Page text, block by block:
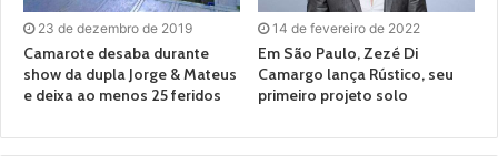
23 de dezembro de 2019
Camarote desaba durante
show da dupla Jorge & Mateus
e deixa ao menos 25 feridos
14 de fevereiro de 2022
Em São Paulo, Zezé Di
Camargo lança Rústico, seu
primeiro projeto solo